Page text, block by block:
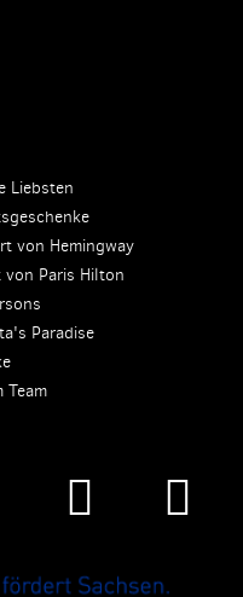
Liebsten
von Hemingway
Paris Hilton
Paradise
Team